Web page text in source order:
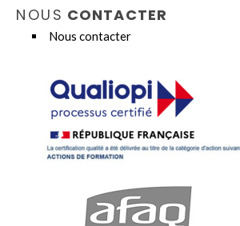
NOUS CONTACTER
Nous contacter